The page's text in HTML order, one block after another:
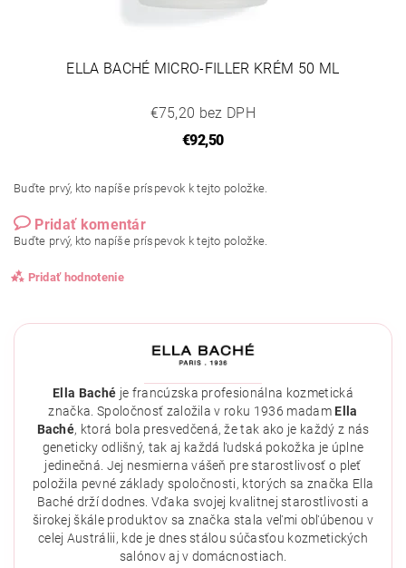
ELLA BACHÉ MICRO-FILLER KRÉM 50 ML
€75,20 bez DPH
€92,50
Buďte prvý, kto napíše príspevok k tejto položke.
Pridať komentár
Buďte prvý, kto napíše príspevok k tejto položke.
Pridať hodnotenie
Vložením hodnotenie súhlasíte spodmienkami ochrany
Ella Baché je francúzska profesionálna kozmetická
značka. Spoločnosť založila v roku 1936 madam Ella
Baché, ktorá bola presvedčená, že tak ako je každý z nás
geneticky odlišný, tak aj každá ľudská pokožka je úplne
jedinečná. Jej nesmierna vášeň pre starostlivosť o pleť
položila pevné základy spoločnosti, ktorých sa značka Ella
Baché drží dodnes. Vďaka svojej kvalitnej starostlivosti a
širokej škále produktov sa značka stala veľmi obľúbenou v
celej Austrálii, kde je dnes stálou súčasťou kozmetických
salónov aj v domácnostiach.